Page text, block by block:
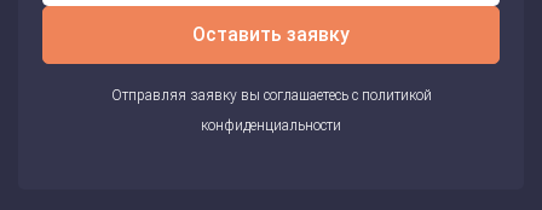
Оставить заявку
Отправляя заявку вы соглашаетесь с политикой
конфиденциальности